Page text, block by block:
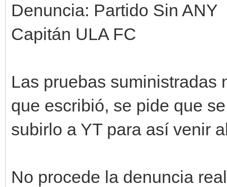
Denuncia: Partido Sin ANY
Capitán ULA FC
Las pruebas suministradas
que escribió, se pide que
subirlo a YT para así venir
No procede la denuncia